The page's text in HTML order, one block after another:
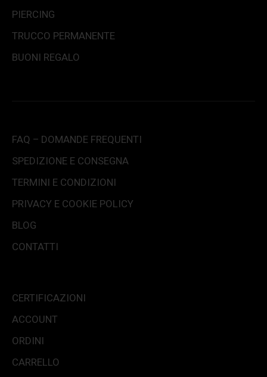
PIERCING
TRUCCO PERMANENTE
BUONI REGALO
FAQ – DOMANDE FREQUENTI
SPEDIZIONE E CONSEGNA
TERMINI E CONDIZIONI
PRIVACY E COOKIE POLICY
BLOG
CONTATTI
CERTIFICAZIONI
ACCOUNT
ORDINI
CARRELLO